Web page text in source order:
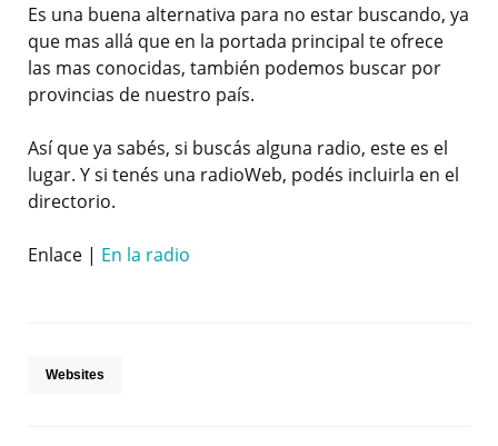
Es una buena alternativa para no estar buscando, ya
que mas allá que en la portada principal te ofrece
las mas conocidas, también podemos buscar por
provincias de nuestro país.
Así que ya sabés, si buscás alguna radio, este es el
lugar. Y si tenés una radioWeb, podés incluirla en el
directorio.
Enlace | En la radio
Websites